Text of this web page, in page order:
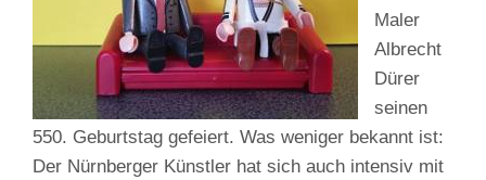
Maler
Albrecht
Dürer
seinen
550. Geburtstag gefeiert. Was weniger bekannt ist:
Der Nürnberger Künstler hat sich auch intensiv mit